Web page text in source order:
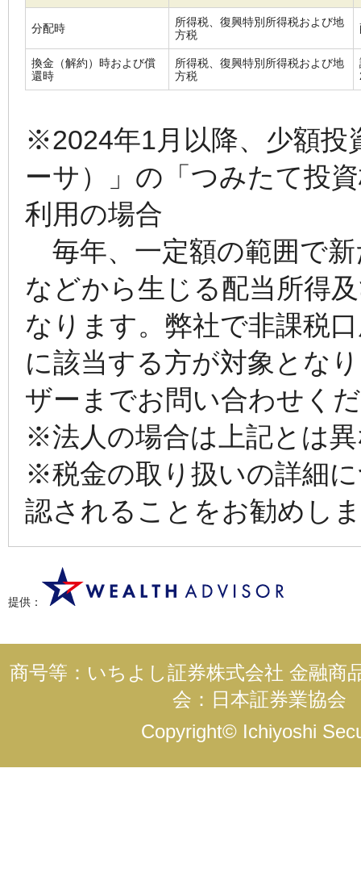
分配時
所得税、復興特別所得税および地
方税
換金（解約）時および償
還時
所得税、復興特別所得税および地
方税
※2024年1月以降、少額投
ーサ）」の「つみたて投
利用の場合
毎年、一定額の範囲で
などから生じる配当所得
なります。弊社で非課税
に該当する方が対象とな
ザーまでお問い合わせく
※法人の場合は上記とは
※税金の取り扱いの詳細
認されることをお勧めし
提供：
商号等：いちよし証券株式会社 金融
会：日本証券業協会
Copyright© Ichiyoshi